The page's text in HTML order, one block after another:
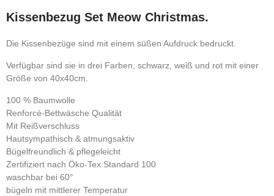
Kissenbezug Set Meow Christmas.
Die Kissenbezüge sind mit einem süßen Aufdruck bedruckt.
Verfügbar sind sie in drei Farben, schwarz, weiß und rot mit einer
Größe von 40x40cm.
100 % Baumwolle
Renforcé-Bettwäsche Qualität
Mit Reißverschluss
Hautsympathisch & atmungsaktiv
Bügelfreundlich & pflegeleicht
Zertifiziert nach Öko-Tex Standard 100
waschbar bei 60°
bügeln mit mittlerer Temperatur